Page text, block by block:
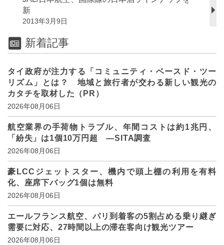
新
2013年3月9日
新着記事
タイ政府が注力する「コミュニティ・ベースド・ツー
リズム」とは？ 地域と旅行者が交わる新しい観光の
カタチを取材した（PR）
2026年08月06日
航空業界の手荷物トラブル、年間コストは約1兆円、
「紛失」は1個10万円超 ―SITA調査
2026年08月06日
豪LCCジェットスター、機内で頭上棚の利用を有料
化、座席下バッグ1個は無料
2026年08月06日
エールフランス航空、パリ到着客の5割占める乗り継ぎ
需要に対応、27時間以上の滞在客向け観光ツアー
2026年08月06日